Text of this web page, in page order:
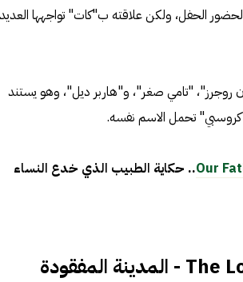
الحفل، ولكن علاقته ب"كات" تواجهها العديد
روجرز"، "تامي صغر"، و"هاربر ديل"، وهو يستند
كروسبي" تحمل الاسم نفسه.
.. حكاية الطبيب الذي خدع النساء